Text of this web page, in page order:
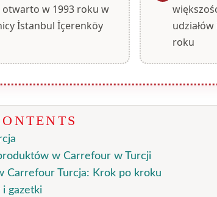
otwarto w 1993 roku w
İstanbul İçerenköy
roku
w Carrefour w Turcji
Carrefour Turcja: Krok po kroku
gazetki